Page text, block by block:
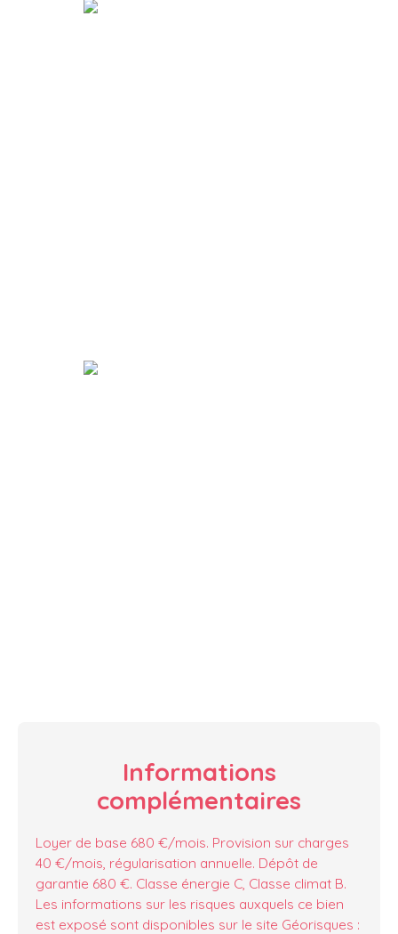
Informations
complémentaires
Loyer de base 680 €/mois. Provision sur charges
40 €/mois, régularisation annuelle. Dépôt de
garantie 680 €. Classe énergie C, Classe climat B.
Les informations sur les risques auxquels ce bien
est exposé sont disponibles sur le site Géorisques :